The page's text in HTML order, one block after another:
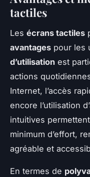
tactiles
Les écrans tactiles
avantages pour les
d’utilisation est
actions
Internet, l’accès
encore l’utilisation
intuitives
minimum d’effort,
agréable et
En termes de